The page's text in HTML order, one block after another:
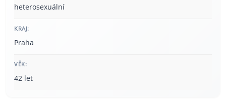
heterosexuální
KRAJ:
Praha
VĚK:
42 let